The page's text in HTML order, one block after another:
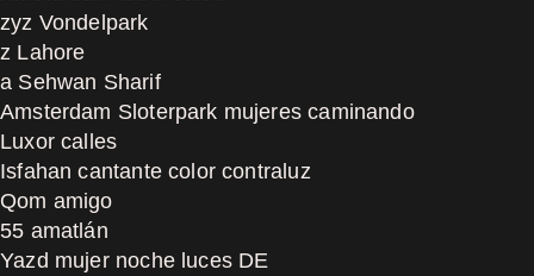
zyz Vondelpark
z Lahore
a Sehwan Sharif
Amsterdam Sloterpark mujeres caminando
Luxor calles
Isfahan cantante color contraluz
Qom amigo
55 amatlán
Yazd mujer noche luces DE